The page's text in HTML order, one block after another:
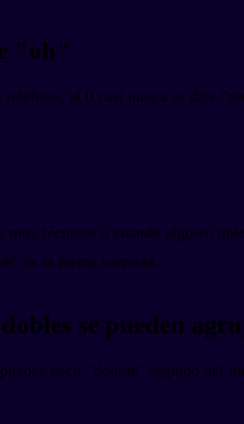
"oh"
el 0 casi nunca se dice
muy técnicos o cuando alguien
es la forma correcta.
se pueden
decir "double" seguido del